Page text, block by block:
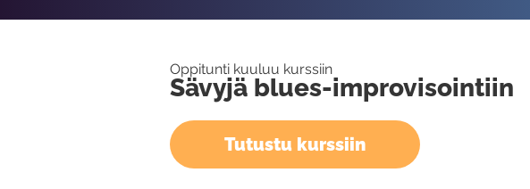
Oppitunti kuuluu kurssiin
Sävyjä blues-improvisointiin
Tutustu kurssiin